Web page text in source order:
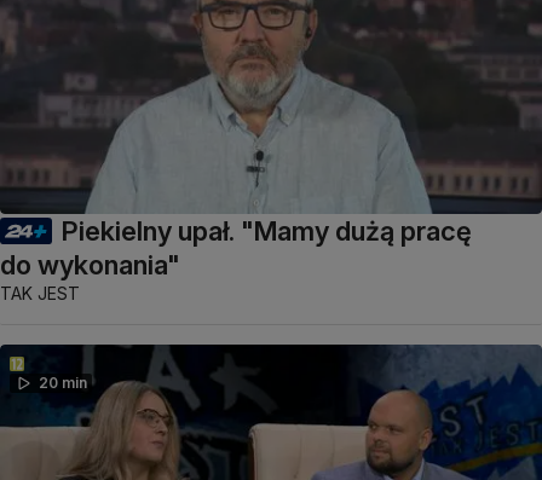
Piekielny upał. "Mamy dużą pracę
do wykonania"
TAK JEST
20 min